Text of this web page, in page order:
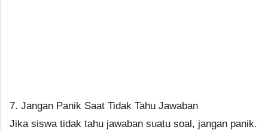
7. Jangan Panik Saat Tidak Tahu Jawaban
Jika siswa tidak tahu jawaban suatu soal, jangan panik.